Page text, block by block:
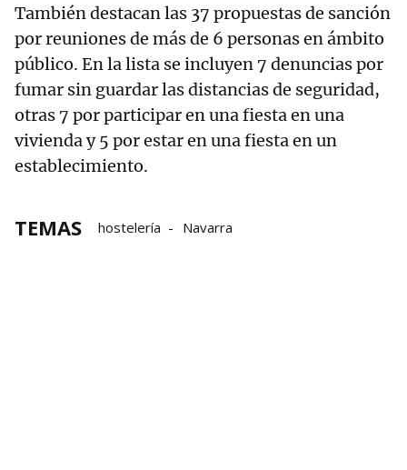
También destacan las 37 propuestas de sanción
por reuniones de más de 6 personas en ámbito
público. En la lista se incluyen 7 denuncias por
fumar sin guardar las distancias de seguridad,
otras 7 por participar en una fiesta en una
vivienda y 5 por estar en una fiesta en un
establecimiento.
TEMAS hostelería Navarra